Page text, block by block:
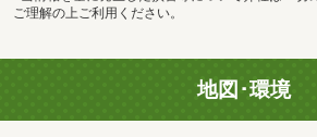
ご理解の上ご利用ください。
地図･環境